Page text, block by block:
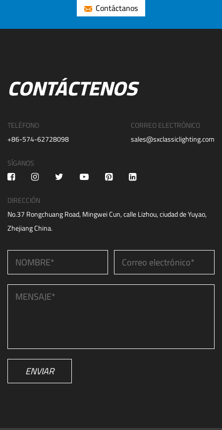
Contáctanos
CONTÁCTENOS
TELÉFONO
+86-574-62728098
CORREO ELECTRÓNICO
sales@sxclassiclighting.com
SÍGANOS
DIRECCIÓN
No.37 Rongchuang Road, Mingwei Cun, calle Lizhou, ciudad de Yuyao,
Zhejiang China.
ENVIAR